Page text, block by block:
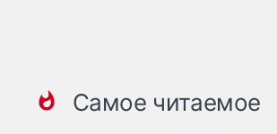
Самое читаемое